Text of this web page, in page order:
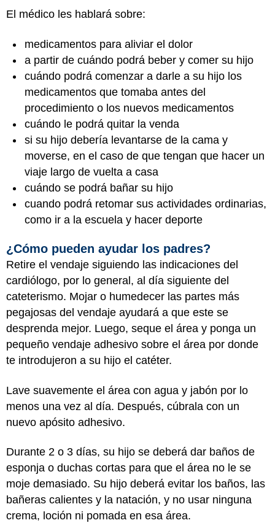
El médico les hablará sobre:
medicamentos para aliviar el dolor
a partir de cuándo podrá beber y comer su hijo
cuándo podrá comenzar a darle a su hijo los
medicamentos que tomaba antes del
procedimiento o los nuevos medicamentos
cuándo le podrá quitar la venda
si su hijo debería levantarse de la cama y
moverse, en el caso de que tengan que hacer un
viaje largo de vuelta a casa
cuándo se podrá bañar su hijo
cuando podrá retomar sus actividades ordinarias,
como ir a la escuela y hacer deporte
¿Cómo pueden ayudar los padres?
Retire el vendaje siguiendo las indicaciones del
cardiólogo, por lo general, al día siguiente del
cateterismo. Mojar o humedecer las partes más
pegajosas del vendaje ayudará a que este se
desprenda mejor. Luego, seque el área y ponga un
pequeño vendaje adhesivo sobre el área por donde
te introdujeron a su hijo el catéter.
Lave suavemente el área con agua y jabón por lo
menos una vez al día. Después, cúbrala con un
nuevo apósito adhesivo.
Durante 2 o 3 días, su hijo se deberá dar baños de
esponja o duchas cortas para que el área no le se
moje demasiado. Su hijo deberá evitar los baños, las
bañeras calientes y la natación, y no usar ninguna
crema, loción ni pomada en esa área.